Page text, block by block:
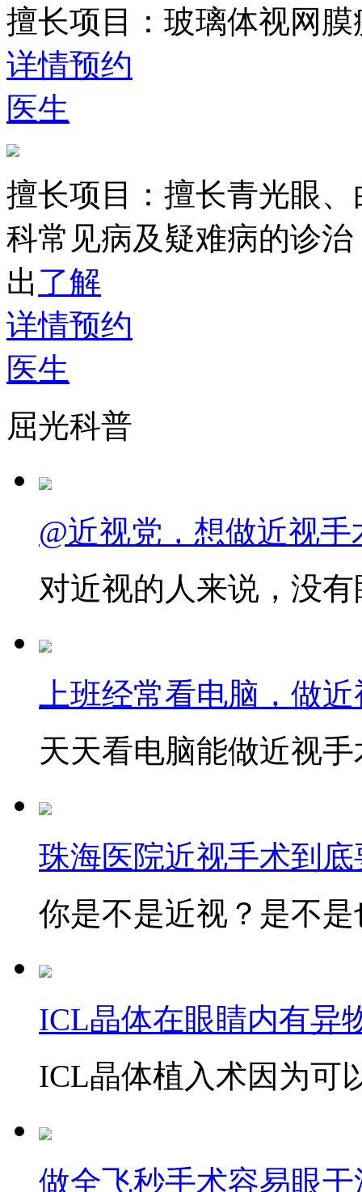
擅长项目： 玻璃体视网
详情预约
医生
擅长项目： 擅长青光眼
科常见病及疑难病的诊
出 了解
详情预约
医生
屈光科普
@近视党，想做近视
对近视的人来说，没
上班经常看电脑，做
天天看电脑能做近视
珠海医院近视手术到
你是不是近视？是不
ICL晶体在眼睛内有异
ICL晶体植入术因为可
做全飞秒手术容易眼